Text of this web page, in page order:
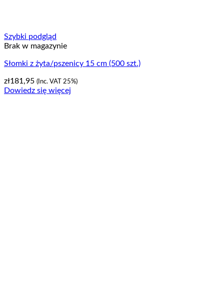
Szybki podgląd
Brak w magazynie
Słomki z żyta/pszenicy 15 cm (500 szt.)
zł181,95 (Inc. VAT 25%)
Dowiedz się więcej